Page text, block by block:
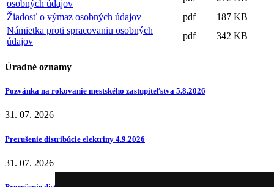
osobných údajov
Žiadosť o výmaz osobných údajov
pdf
187 KB
Námietka proti spracovaniu osobných
údajov
pdf 342 KB
Úradné oznamy
Pozvánka na rokovanie mestského zastupiteľstva 5.8.2026
31. 07. 2026
Prerušenie distribúcie elektriny 4.9.2026
31. 07. 2026